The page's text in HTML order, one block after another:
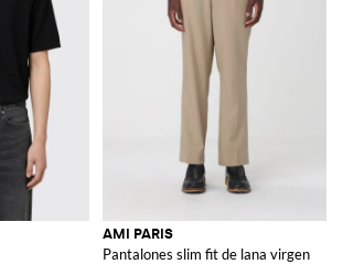
AMI PARIS
Pantalones slim fit de lana virgen